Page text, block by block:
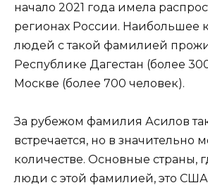
начало 2021 года имела
регионах России. Наибольшее
людей с такой фамилией
Республике Дагестан (более
Москве (более 700 человек).
За рубежом фамилия Асилов
встречается, но в значительно
количестве. Основные страны,
люди с этой фамилией, это